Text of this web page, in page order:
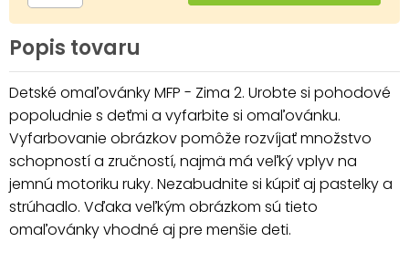
Popis tovaru
Detské omaľovánky MFP - Zima 2. Urobte si pohodové
popoludnie s deťmi a vyfarbite si omaľovánku.
Vyfarbovanie obrázkov pomôže rozvíjať množstvo
schopností a zručností, najmä má veľký vplyv na
jemnú motoriku ruky. Nezabudnite si kúpiť aj pastelky a
strúhadlo. Vďaka veľkým obrázkom sú tieto
omaľovánky vhodné aj pre menšie deti.